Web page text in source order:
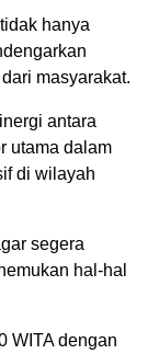
hanya
masyarakat.
antara
utama dalam
di wilayah
segera
hal-hal
WITA dengan